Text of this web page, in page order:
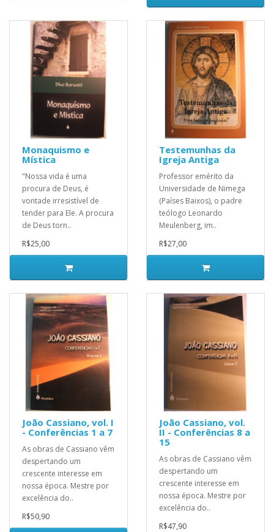
Monaquismo e
Mística
"Nossa vida é uma
procura de Deus, é
vontade irresistível de
tender para Ele. A procura
de Deus torn..
R$25,00
Testemunhas da
Igreja Antiga
Professor emérito da
Universidade de Nimega
(Países Baixos), o padre
teólogo Leonardo
Meulenberg, im..
R$27,00
João Cassiano, vol. I
- Conferências 1 a 7
As obras de Cassiano vêm
despertando um
crescente interesse em
nossa época. Mestre por
excelência do..
R$50,90
João Cassiano, vol.
II - Conferências 8 a
15
As obras de Cassiano vêm
despertando um
crescente interesse em
nossa época. Mestre por
excelência do..
R$47,90